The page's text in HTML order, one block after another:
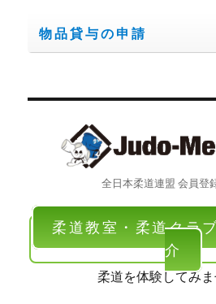
物品貸与の申請
全日本柔道連盟 会員登
柔道教室・柔道クラ
介
柔道を体験してみま